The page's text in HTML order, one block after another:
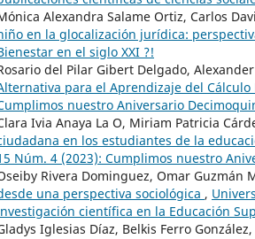
Alexandra Salame Ortiz, Carlos
en la glocalización jurídica:
en el siglo XXI ?!
del Pilar Gibert Delgado,
para el Aprendizaje del
nuestro Aniversario
Ivia Anaya La O, Miriam Patricia
en los estudiantes de la
Núm. 4 (2023): Cumplimos nuestro
Rivera Dominguez, Omar Guzmán
una perspectiva sociológica ,
científica en la Educación
Iglesias Díaz, Belkis Ferro